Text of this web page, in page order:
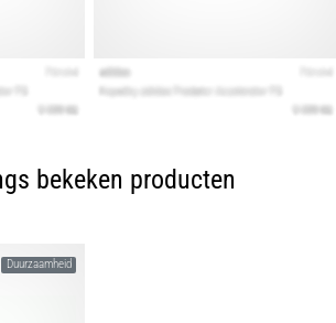
bekeken producten
Duurzaamheid